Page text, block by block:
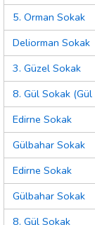
5. Orman Sokak
Deliorman Sokak
3. Güzel Sokak
8. Gül Sokak (Gül
Edirne Sokak
Gülbahar Sokak
Edirne Sokak
Gülbahar Sokak
8. Gül Sokak